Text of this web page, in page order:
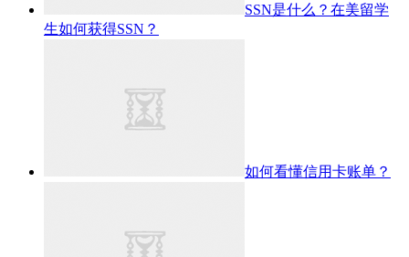
SSN是什么？在美留学
生如何获得SSN？
如何看懂信用卡账单？